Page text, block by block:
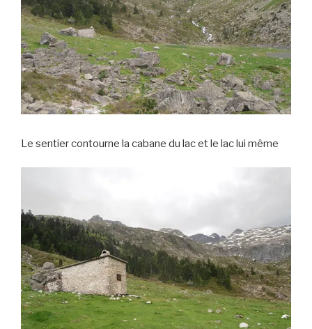
Le sentier contourne la cabane du lac et le lac lui même